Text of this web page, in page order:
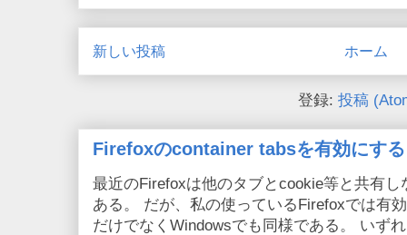
新しい投稿 ホーム
登録: 投稿
Firefoxのcontainer tabsを有効にする
最近のFirefoxは他のタブとcookie等と共有
ある。 だが、私の使っているFirefoxでは有
だけでなくWindowsでも同様である。 いず